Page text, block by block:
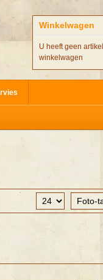
Winkelwagen
U heeft geen
winkelwagen